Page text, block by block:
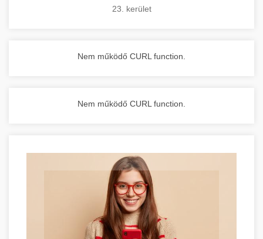
23. kerület
Nem működő CURL function.
Nem működő CURL function.